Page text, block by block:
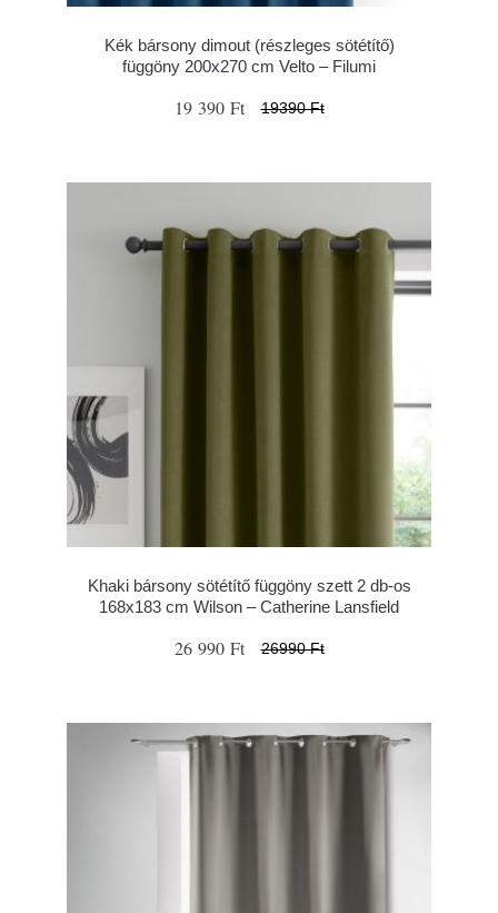
Kék bársony dimout (részleges sötétítő)
függöny 200x270 cm Velto – Filumi
19 390 Ft 19390 Ft
Khaki bársony sötétítő függöny szett 2 db-os
168x183 cm Wilson – Catherine Lansfield
26 990 Ft 26990 Ft